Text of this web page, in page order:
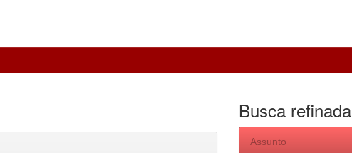
Busca refinada
Assunto